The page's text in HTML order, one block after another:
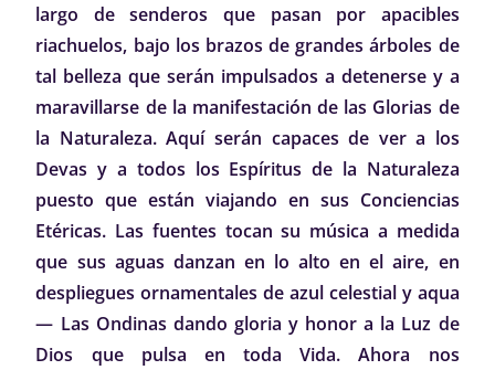
largo de senderos que pasan por apacibles
riachuelos, bajo los brazos de grandes árboles de
tal belleza que serán impulsados a detenerse y a
maravillarse de la manifestación de las Glorias de
la Naturaleza. Aquí serán capaces de ver a los
Devas y a todos los Espíritus de la Naturaleza
puesto que están viajando en sus Conciencias
Etéricas. Las fuentes tocan su música a medida
que sus aguas danzan en lo alto en el aire, en
despliegues ornamentales de azul celestial y aqua
— Las Ondinas dando gloria y honor a la Luz de
Dios que pulsa en toda Vida. Ahora nos